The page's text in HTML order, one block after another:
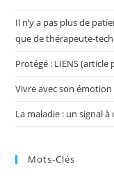
Il n’y a pas plus de
que de thérapeute-
Protégé : LIENS (article
Vivre avec son émotion
La maladie : un signal
Mots-Clés